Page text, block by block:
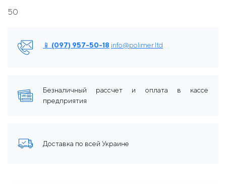
50
📱 (097) 957-50-18 info@polimer.ltd
Безналичный рассчет и оплата в кассе
предприятия
Доставка по всей Украине